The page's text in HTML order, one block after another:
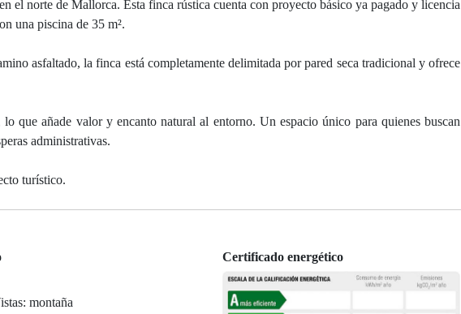
el norte de Mallorca. Esta finca rústica cuenta con proyecto básico ya pagado y licencia
una piscina de 35 m².
asfaltado, la finca está completamente delimitada por pared seca tradicional y ofrece
que añade valor y encanto natural al entorno. Un espacio único para quienes buscan
administrativas.
turístico.
montaña
Certificado energético